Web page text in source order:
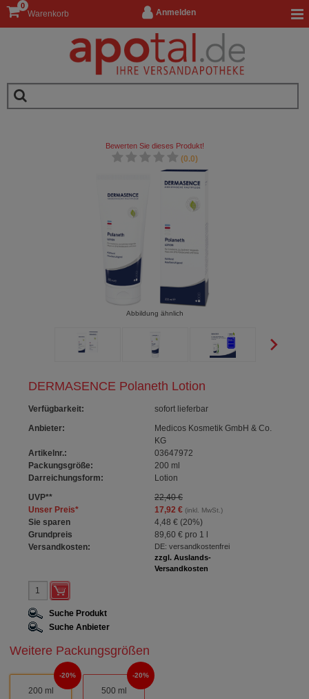
Anmelden
Warenkorb
0
DERMASENCE Polaneth Lotion
Verfügbarkeit:
sofort lieferbar
Anbieter:
Medicos Kosmetik GmbH & Co.
KG
Artikelnr.:
03647972
Packungsgröße:
200 ml
Darreichungsform:
Lotion
UVP**
22,40 €
Unser Preis* 17,92 €(inkl. MwSt.)
Sie sparen 4,48 € (20%)
Grundpreis
89,60 €pro 1 l
Versandkosten:
DE: versandkostenfrei
zzgl. Auslands-
Versandkosten
Bewerten Sie dieses Produkt!
(0.0)
Abbildung ähnlich
Suche Produkt
Suche Anbieter
Weitere Packungsgrößen
200 ml
20%
500 ml
20%